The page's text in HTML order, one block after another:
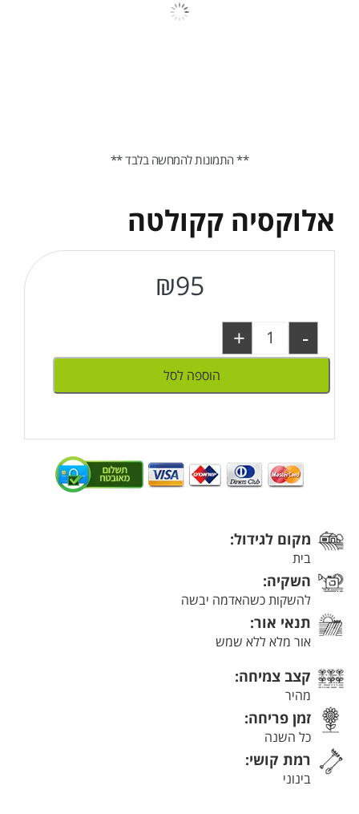
אלוקסיה קקולטה
₪95
-
+
הוספה לסל
מקום לגידול:
בית
השקיה:
להשקות כשהאדמה יבשה
תנאי אור:
אור מלא ללא שמש
קצב צמיחה:
מהיר
זמן פריחה:
כל השנה
רמת קושי:
בינוני
** התמונות להמחשה בלבד **